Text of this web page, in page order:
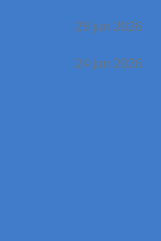
29 jun 2026
24 jun 2026